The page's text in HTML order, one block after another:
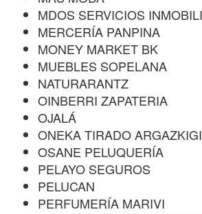
MDOS SERVICIOS
MERCERÍA PANPINA
MONEY MARKET BK
MUEBLES SOPELANA
NATURARANTZ
OINBERRI ZAPATERIA
OJALÁ
ONEKA TIRADO
OSANE PELUQUERÍA
PELAYO SEGUROS
PELUCAN
PERFUMERÍA MARIVI